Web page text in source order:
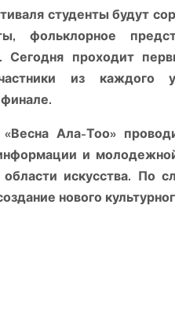
студенты будут
фольклорное
Сегодня проходит
из каждого
Ала-Тоо»
и
области искусства. По
нового